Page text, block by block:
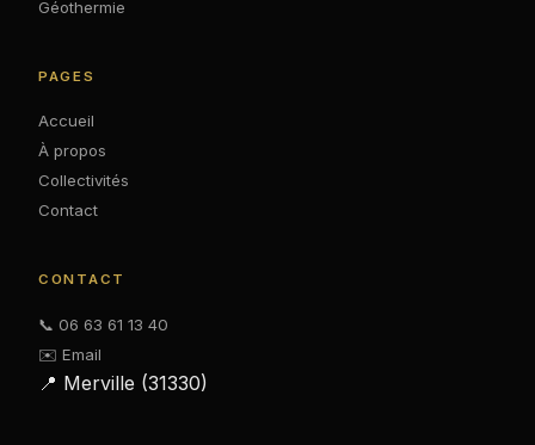
Géothermie
PAGES
Accueil
À propos
Collectivités
Contact
CONTACT
📞 06 63 61 13 40
✉️ Email
📍 Merville (31330)